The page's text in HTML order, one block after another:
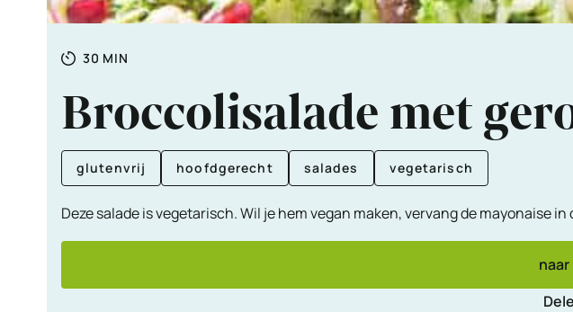
Totale
30 MINUTEN
MIN
Broccolisalade met
glutenvrij hoofdgerecht salades vegetarisch
Deze salade is vegetarisch. Wil je hem vegan maken, vervang de mayonaise